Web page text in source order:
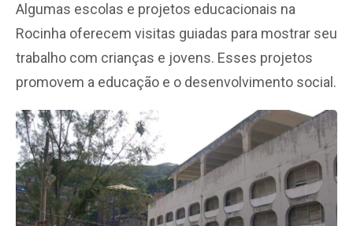
Algumas escolas e projetos educacionais na
Rocinha oferecem visitas guiadas para mostrar seu
trabalho com crianças e jovens. Esses projetos
promovem a educação e o desenvolvimento social.